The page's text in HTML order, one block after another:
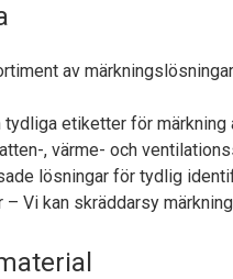
av
tydliga etiketter för märkning
, värme- och
lösningar för tydlig
– Vi kan skräddarsy